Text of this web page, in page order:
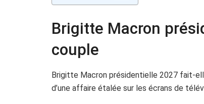
Brigitte Macron
couple
Brigitte Macron présidentielle 2027 fait-
d’une affaire étalée sur les écrans de